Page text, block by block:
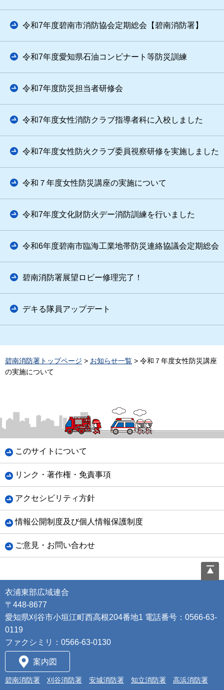
令和7年度碧南市消防協会定期総会【碧南消防署】
令和7年度愛知県石油コンビナート等防災訓練
令和7年度防災担当者研修会
令和7年度女性消防クラブ指導者科に入校しました
令和7年度女性防火クラブ委員視察研修を実施しました
令和７年度女性防災講座の実施について
令和7年度文化財防火デー消防訓練を行いました
令和6年度碧南市臨海工業地帯防災連絡協議会定期総会
碧南消防署展望ロビー修理完了！
デキる隊員アップデート
碧南消防署トップページ > お知らせ一覧 > 令和７年度女性防災講座
の実施について
このサイトについて
リンク・著作権・免責事項
アクセシビリティ方針
情報公開制度及び個人情報保護制度
ご意見・お問い合わせ
衣浦東部広域連合
〒448-8677
愛知県刈谷市小垣江町西高根204番地1 電話番号：0566-63-
0119
ファクシミリ：0566-63-0130
案内図
碧南消防署 刈谷消防署 安城消防署 知立消防署
高浜消防署